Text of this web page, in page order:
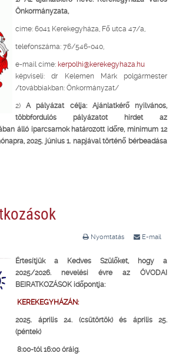
Önkormányzata,
címe: 6041 Kerekegyháza, Fő utca 47/a,
telefonszáma: 76/546-040,
e-mail címe: kerpolhi@kerekegyhaza.hu
képviseli: dr Kelemen Márk polgármester
/továbbiakban: Önkormányzat/
2)A pályázat célja: Ajánlatkérő nyilvános,
többfordulós pályázatot hirdet az
álló iparcsarnok határozott időre, minimum 12
2025. június 1. napjával történő bérbeadása
Nyomtatás E-mail
Értesítjük a Kedves Szülőket, hogy a
2025/2026. nevelési évre az ÓVODAI
BEIRATKOZÁSOK időpontja:
KEREKEGYHÁZÁN:
2025. április 24. (csütörtök) és április 25.
(péntek)
8:00-tól 16:00 óráig.